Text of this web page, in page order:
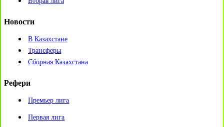
Новости
В Казахстане
Трансферы
Сборная Казахстана
Рефери
Премьер лига
Первая лига